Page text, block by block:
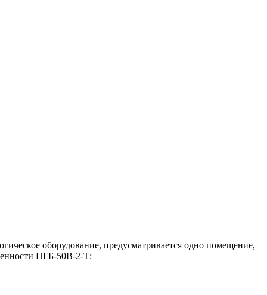
оборудование, предусматривается одно помещение,
ПГБ-50В-2-Т: